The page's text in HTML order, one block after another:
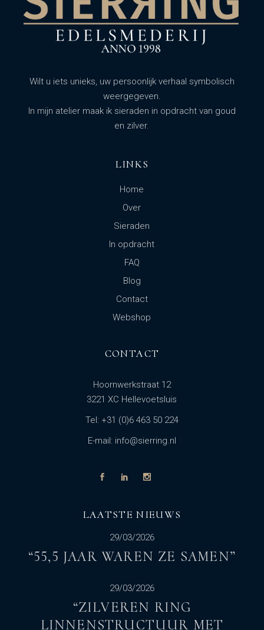
Wilt u iets unieks, uw persoonlijk verhaal symbolisch
weergegeven.
In mijn atelier maak ik sieraden in opdracht van goud
en zilver.
LINKS
Home
Over
Sieraden
In opdracht
FAQ
Blog
Contact
Webshop
CONTACT
Hoornwerkstraat 12
3221 XC Hellevoetsluis
Tel: +31 (0)6 463 50 224
E-mail: info@sierring.nl
LAATSTE NIEUWS
29/03/2026
“55,5 JAAR WAREN ZE SAMEN”
29/03/2026
“ZILVEREN RING
LINNENSTRUCTUUR MET